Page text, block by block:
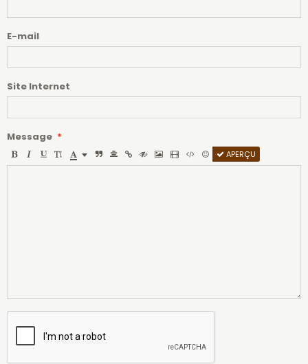
E-mail
Site Internet
Message
APERÇU